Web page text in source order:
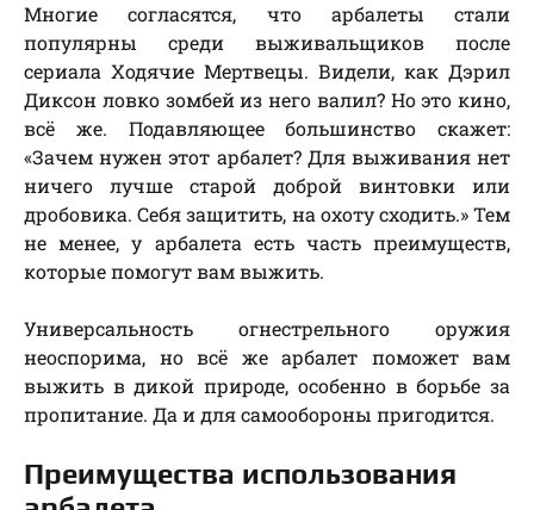
Многие согласятся, что арбалеты стали
популярны среди выживальщиков после
сериала Ходячие Мертвецы. Видели, как Дэрил
Диксон ловко зомбей из него валил? Но это кино,
всё же. Подавляющее большинство скажет:
«Зачем нужен этот арбалет? Для выживания нет
ничего лучше старой доброй винтовки или
дробовика. Себя защитить, на охоту сходить.» Тем
не менее, у арбалета есть часть преимуществ,
которые помогут вам выжить.
Универсальность огнестрельного оружия
неоспорима, но всё же арбалет поможет вам
выжить в дикой природе, особенно в борьбе за
пропитание. Да и для самообороны пригодится.
Преимущества использования